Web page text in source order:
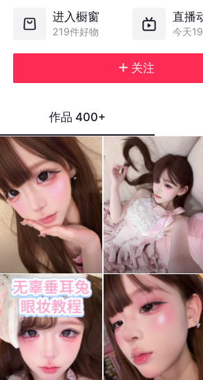
进入橱窗
219件好物
直播
今天
关注
作品 400+
你的
壞、
小事
你随